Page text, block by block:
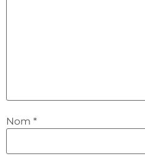
Nom *